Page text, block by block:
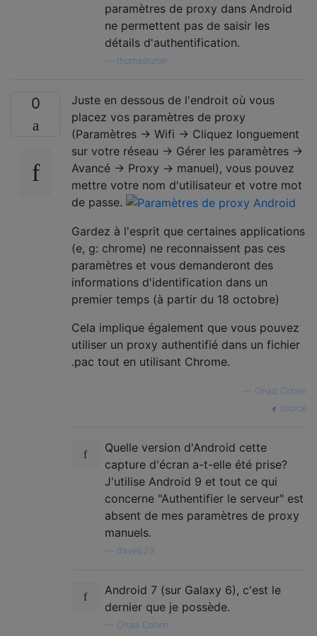
paramètres de proxy dans Android
ne permettent pas de saisir les
détails d'authentification.
thomasrutter
0
Juste en dessous de l'endroit où vous
placez vos paramètres de proxy
(Paramètres -> Wifi -> Cliquez longuement
sur votre réseau -> Gérer les paramètres ->
Avancé -> Proxy -> manuel), vous pouvez
mettre votre nom d'utilisateur et votre mot
de passe.
Gardez à l'esprit que certaines applications
(e, g: chrome) ne reconnaissent pas ces
paramètres et vous demanderont des
informations d'identification dans un
premier temps (à partir du 18 octobre)
Cela implique également que vous pouvez
utiliser un proxy authentifié dans un fichier
.pac tout en utilisant Chrome.
Ohad Cohen
source
Quelle version d'Android cette
capture d'écran a-t-elle été prise?
J'utilise Android 9 et tout ce qui
concerne "Authentifier le serveur" est
absent de mes paramètres de proxy
manuels.
dave823
Android 7 (sur Galaxy 6), c'est le
dernier que je possède.
Ohad Cohen